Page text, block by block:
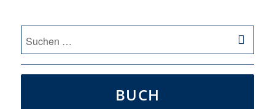
Suche
nach:
BUCH